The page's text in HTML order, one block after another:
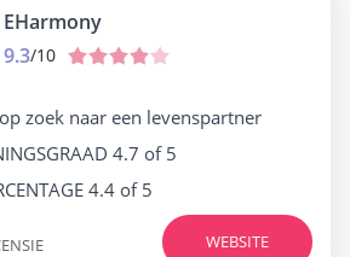
EHarmony
9.3/10
op zoek naar een levenspartner
4.7 of 5
4.4 of 5
WEBSITE